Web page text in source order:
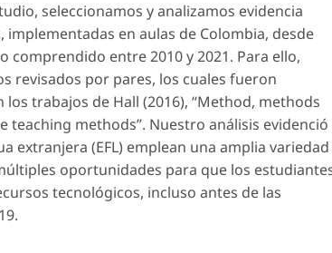
seleccionamos y analizamos evidencia
en aulas de Colombia, desde
entre 2010 y 2021. Para ello,
revisados por pares, los cuales fueron
trabajos de Hall (2016), “Method, methods
teaching methods”. Nuestro análisis evidenció
extranjera (EFL) emplean una amplia variedad
oportunidades para que los
tecnológicos, incluso antes de las